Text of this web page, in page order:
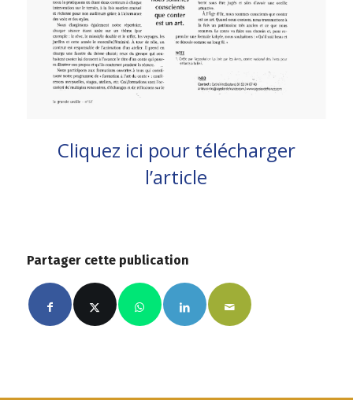
Cliquez ici pour télécharger
l’article
Partager cette publication